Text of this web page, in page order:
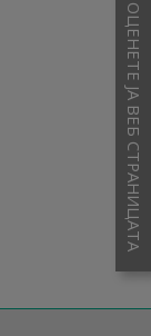
ОЦЕНЕТЕ ЈА ВЕБ СТРАНИЦАТА